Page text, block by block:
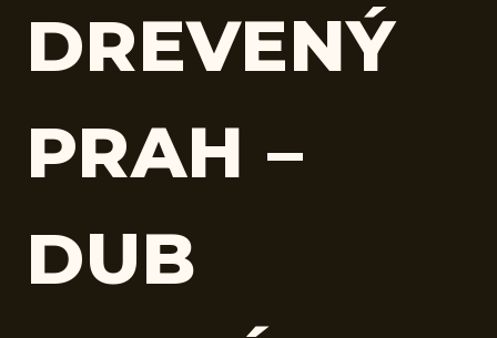
DREVENÝ
PRAH –
DUB